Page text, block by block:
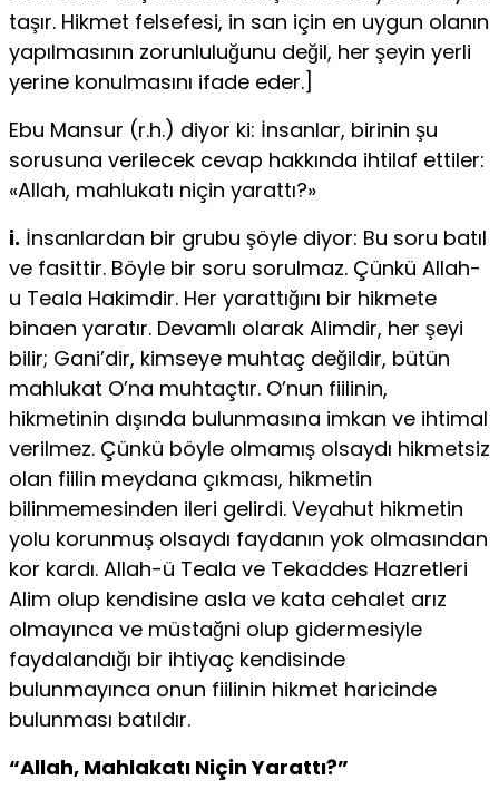
taşır. Hikmet felsefesi, in­ san için en uygun olanın
yapılmasının zorunluluğunu değil, her şeyin yerli
yerine konulmasını ifade eder.]
Ebu Mansur (r.h.) diyor ki: İnsanlar, birinin şu
sorusuna verilecek cevap hakkında ihtilaf ettiler:
«Allah, mahlukatı niçin yarattı?»
i. İnsanlardan bir grubu şöyle diyor: Bu soru batıl
ve fasittir. Böyle bir soru sorulmaz. Çünkü Allah-
u Teala Hakimdir. Her yarattığını bir hikmete
binaen yaratır. Devamlı olarak Alimdir, her şeyi
bilir; Gani’dir, kimseye muh­taç değildir, bütün
mahlukat O’na muhtaçtır. O’nun fiilinin,
hikmetinin dı­şında bulunmasına imkan ve ihtimal
verilmez. Çünkü böyle olmamış olsaydı hikmetsiz
olan fiilin meydana çıkması, hikmetin
bilinmemesinden ileri gelir­di. Veyahut hikmetin
yolu korunmuş olsaydı faydanın yok olmasından
kor­ kardı. Allah-ü Teala ve Tekaddes Hazretleri
Alim olup kendisine asla ve kata cehalet arız
olmayınca ve müstağni olup gidermesiyle
faydalandığı bir ihtiyaç kendisinde
bulunmayınca onun fiilinin hikmet haricinde
bulunması batıldır.
“Allah, Mahlakatı Niçin Yarattı?”